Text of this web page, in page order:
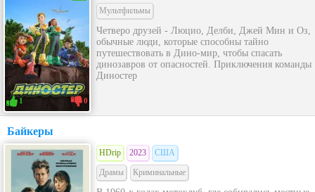
1 0
Мультфильмы
Четверо друзей - Люцио, Делби, Джей Мин и Оз,
обычные люди, которые способны тайно
путешествовать в Дино-мир, чтобы спасать
динозавров от опасностей. Приключения команды
Диностер
Байкеры
HDrip 2023
США
Драмы
Криминальные